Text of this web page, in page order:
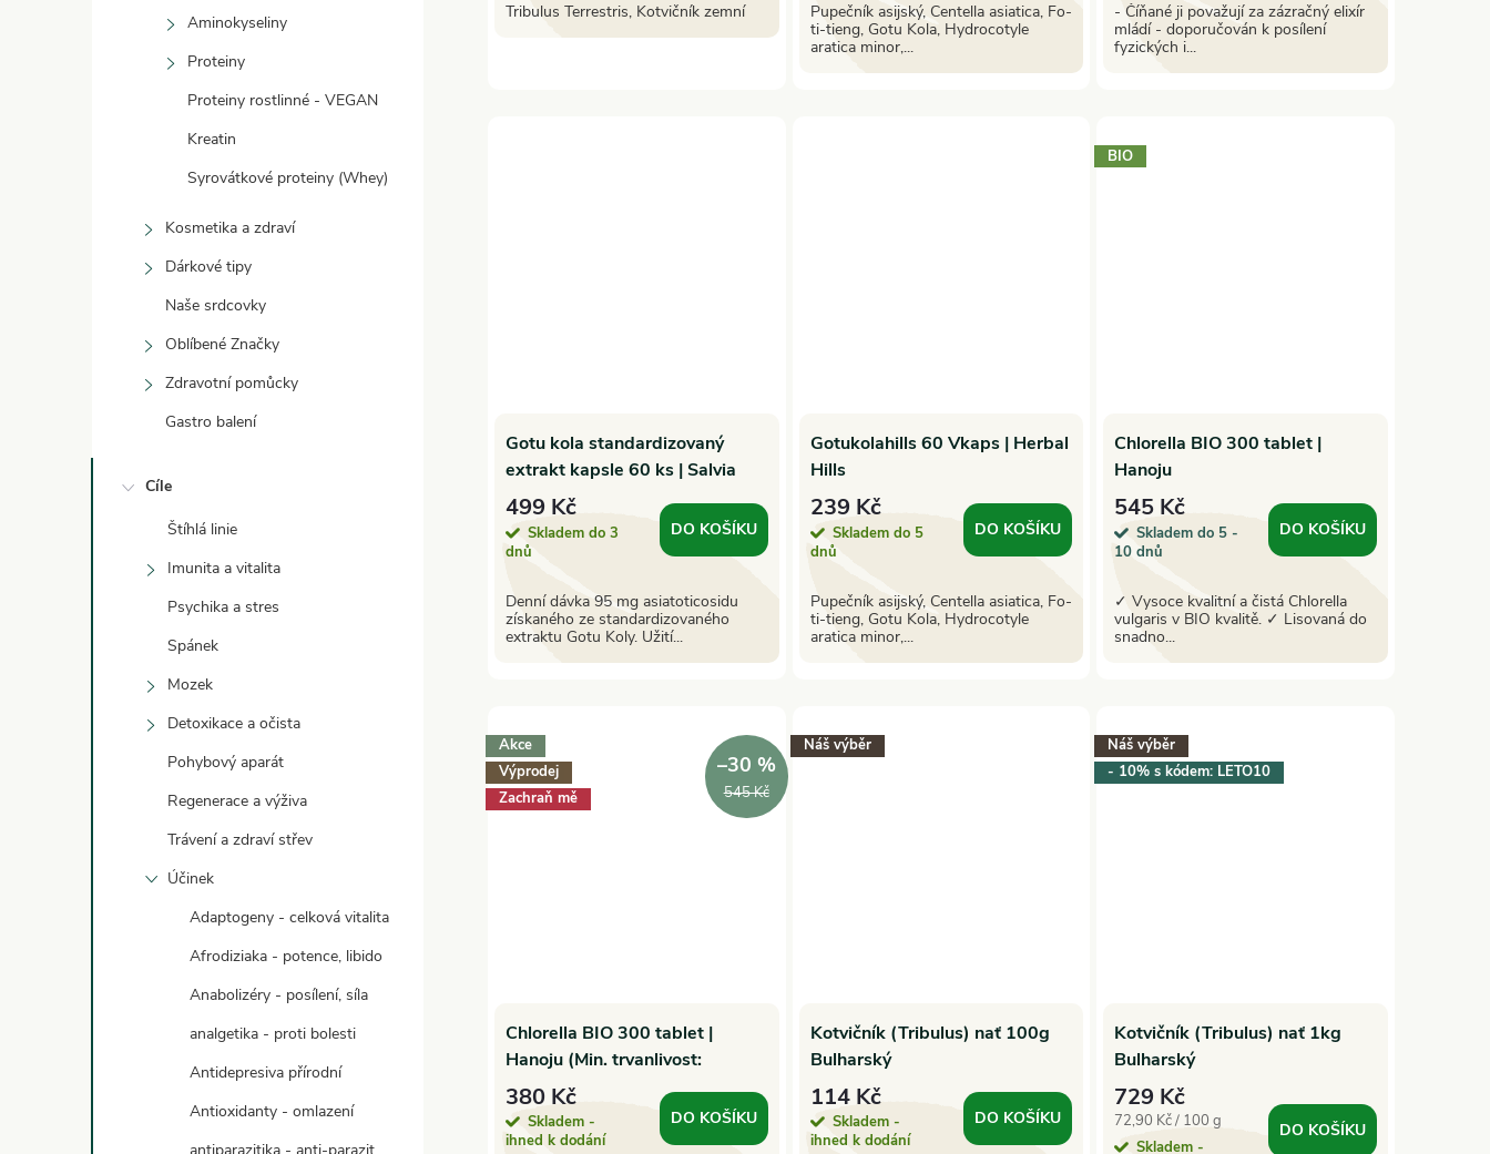
Aminokyseliny
Proteiny
Proteiny rostlinné - VEGAN
Kreatin
Syrovátkové proteiny (Whey)
Kosmetika a zdraví
Dárkové tipy
Naše srdcovky
Oblíbené Značky
Zdravotní pomůcky
Gastro balení
Cíle
Štíhlá linie
Imunita a vitalita
Psychika a stres
Spánek
Mozek
Detoxikace a očista
Pohybový aparát
Regenerace a výživa
Trávení a zdraví střev
Účinek
Adaptogeny - celková vitalita
Afrodiziaka - potence, libido
Anabolizéry - posílení, síla
analgetika - proti bolesti
Antidepresiva přírodní
Antioxidanty - omlazení
Tribulus Terrestris, Kotvičník zemní
Pupečník asijský, Centella asiatica, Fo-
ti-tieng, Gotu Kola, Hydrocotyle
aratica minor,...
- Číňané ji považují za zázračný elixír
mládí - doporučován k posílení
fyzických i...
Gotu kola standardizovaný
extrakt kapsle 60 ks | Salvia
Paradise
499 Kč
Skladem do 3
dnů
DO KOŠÍKU
Denní dávka 95 mg asiatoticosidu
získaného ze standardizovaného
extraktu Gotu Koly. Užití...
Gotukolahills 60 Vkaps | Herbal
Hills
239 Kč
Skladem do 5
dnů
DO KOŠÍKU
Pupečník asijský, Centella asiatica, Fo-
ti-tieng, Gotu Kola, Hydrocotyle
aratica minor,...
BIO
Chlorella BIO 300 tablet |
Hanoju
545 Kč
Skladem do 5 -
10 dnů
DO KOŠÍKU
✓ Vysoce kvalitní a čistá Chlorella
vulgaris v BIO kvalitě. ✓ Lisovaná do
snadno...
Akce
Výprodej
Zachraň mě
545 Kč
–30 %
Chlorella BIO 300 tablet |
Hanoju (Min. trvanlivost:
2026/02)
380 Kč
Skladem -
ihned k dodání
DO KOŠÍKU
Náš výběr
Kotvičník (Tribulus) nať 100g
Bulharský
114 Kč
Skladem -
ihned k dodání
DO KOŠÍKU
Náš výběr
- 10% s kódem: LETO10
Kotvičník (Tribulus) nať 1kg
Bulharský
729 Kč
Měrná
cena:
72,90 Kč / 100 g
Skladem -
DO KOŠÍKU